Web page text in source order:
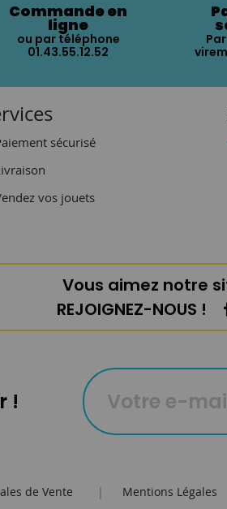
Commande en
ligne
ou par téléphone
01.43.55.12.52
sécurisé
vos jouets
Vous aimez notre
REJOIGNEZ-NOUS !
!
de Vente | Mentions Légales